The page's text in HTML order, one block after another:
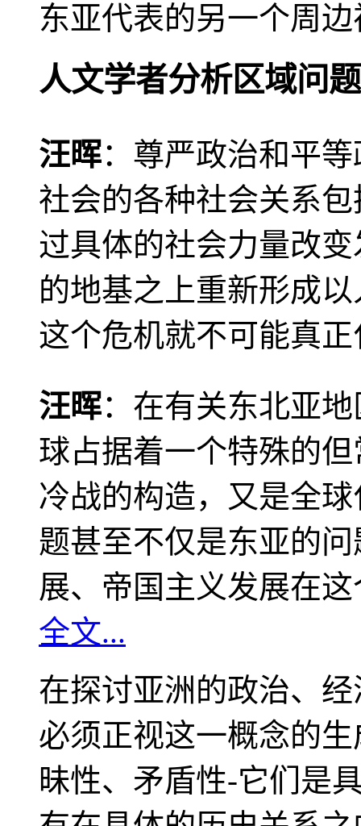
东亚代表的另一个周
人文学者分析区域问题
汪晖：尊严政治和平
社会的各种社会关系
过具体的社会力量改
的地基之上重新形成
这个危机就不可能真
汪晖：在有关东北亚
球占据着一个特殊的
冷战的构造，又是全
题甚至不仅是东亚的
展、帝国主义发展在
全文...
在探讨亚洲的政治、
必须正视这一概念的
昧性、矛盾性-它们是